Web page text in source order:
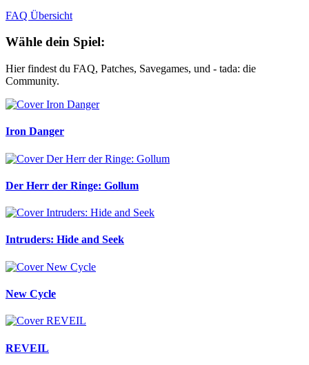
FAQ Übersicht
Wähle dein Spiel:
Hier findest du FAQ, Patches, Savegames, und - tada: die
Community.
Iron Danger
Der Herr der Ringe: Gollum
Intruders: Hide and Seek
New Cycle
REVEIL